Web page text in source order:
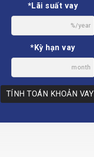
*Lãi suất vay
%/year
*Kỳ hạn vay
month
TÍNH TOÁN KHOẢN VAY